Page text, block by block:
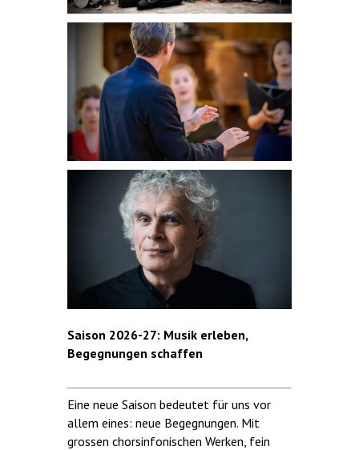
Saison 2026-27: Musik erleben,
Begegnungen schaffen
Eine neue Saison bedeutet für uns vor
allem eines: neue Begegnungen. Mit
grossen chorsinfonischen Werken, fein